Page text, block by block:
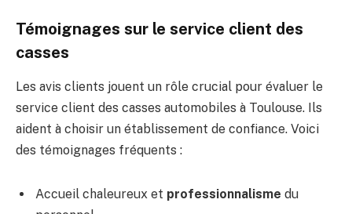
Témoignages sur le service client des
casses
Les avis clients jouent un rôle crucial pour évaluer le
service client des casses automobiles à Toulouse. Ils
aident à choisir un établissement de confiance. Voici
des témoignages fréquents :
Accueil chaleureux et professionnalisme du